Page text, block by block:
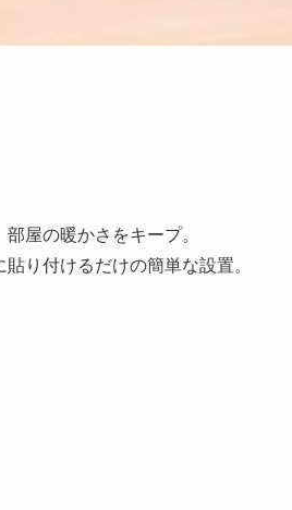
屋の暖かさをキープ。
り付けるだけの簡単な設置。